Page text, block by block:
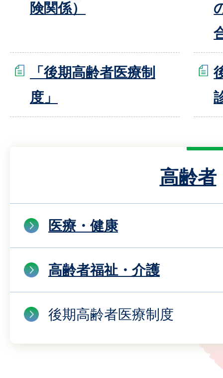
険関係）
「後期高齢者医療制
度」
高齢者
医療・健康
高齢者福祉・介護
後期高齢者医療制度